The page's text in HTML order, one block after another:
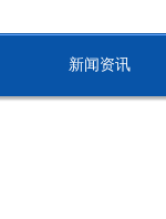
新闻资讯